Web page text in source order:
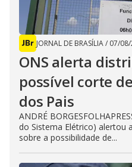
JORNAL DE BRASÍLIA/ 07/
ONS alerta
possível corte
dos Pais
ANDRÉ
do Sistema Elétrico) alertou
sobre a possibilidade de...